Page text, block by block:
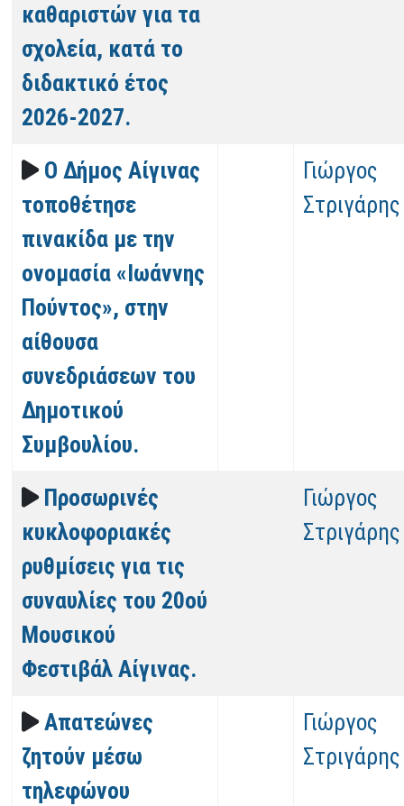
καθαριστών για τα
σχολεία, κατά το
διδακτικό έτος
2026-2027.
Ο Δήμος Αίγινας
τοποθέτησε
πινακίδα με την
ονομασία «Ιωάννης
Πούντος», στην
αίθουσα
συνεδριάσεων του
Δημοτικού
Συμβουλίου.
Γιώργος
Στριγάρης
Προσωρινές
κυκλοφοριακές
ρυθμίσεις για τις
συναυλίες του 20ού
Μουσικού
Φεστιβάλ Αίγινας.
Γιώργος
Στριγάρης
Απατεώνες
ζητούν μέσω
τηλεφώνου
Γιώργος
Στριγάρης